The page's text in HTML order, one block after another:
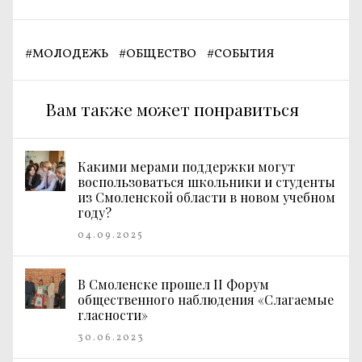
#МОЛОДЕЖЬ #ОБЩЕСТВО #СОБЫТИЯ
Вам также может понравиться
Какими мерами поддержки могут
воспользоваться школьники и студенты
из Смоленской области в новом учебном
году?
04.09.2025
В Смоленске прошел II Форум
общественного наблюдения «Слагаемые
гласности»
30.06.2023